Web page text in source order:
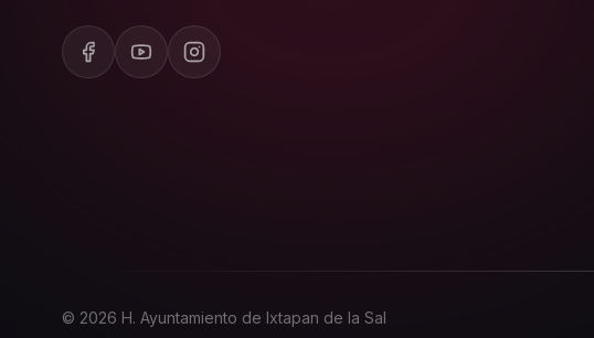
© 2026 H. Ayuntamiento de Ixtapan de la Sal